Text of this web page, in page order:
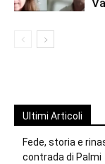
Ultimi Articoli
Fede, storia e
contrada di Palmi